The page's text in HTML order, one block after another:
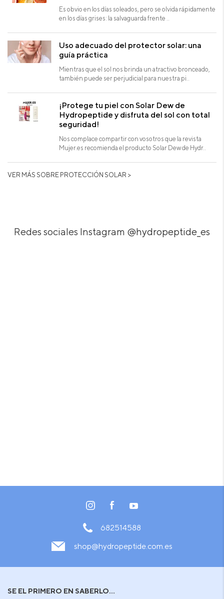
Es obvio en los días soleados, pero se olvida rápidamente
en los días grises: la salvaguarda frente ..
Uso adecuado del protector solar: una
guía práctica
Mientras que el sol nos brinda un atractivo bronceado,
también puede ser perjudicial para nuestra pi..
¡Protege tu piel con Solar Dew de
Hydropeptide y disfruta del sol con total
seguridad!
Nos complace compartir con vosotros que la revista
Mujer.es recomienda el producto Solar Dew de Hydr..
VER MÁS SOBRE PROTECCIÓN SOLAR >
Redes sociales Instagram @hydropeptide_es
682514588
shop@hydropeptide.com.es
SE EL PRIMERO EN SABERLO...